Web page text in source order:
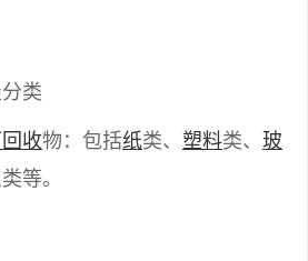
类
收物：包括纸类、 塑料类、 玻
等。